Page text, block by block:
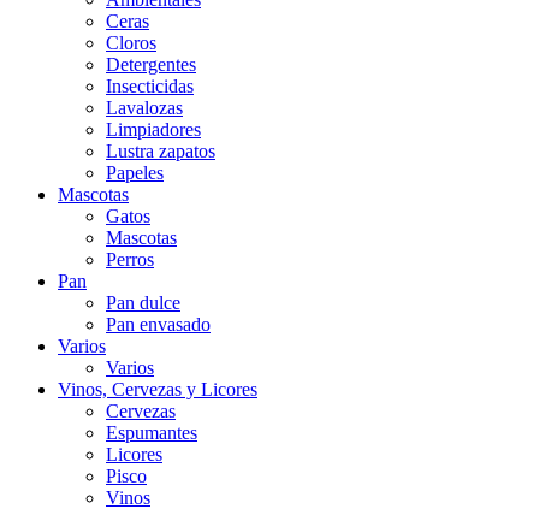
Ceras
Cloros
Detergentes
Insecticidas
Lavalozas
Limpiadores
Lustra zapatos
Papeles
Mascotas
Gatos
Mascotas
Perros
Pan
Pan dulce
Pan envasado
Varios
Varios
Vinos, Cervezas y Licores
Cervezas
Espumantes
Licores
Pisco
Vinos